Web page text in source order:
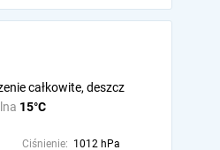
15°C
całkowite, deszcz
Ciśnienie: 1012 hPa